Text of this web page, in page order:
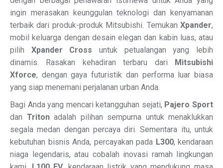
ingin merasakan keunggulan teknologi dan kenyamanan
terbaik dari produk-produk Mitsubishi. Temukan Xpander,
mobil keluarga dengan desain elegan dan kabin luas, atau
pilih Xpander Cross untuk petualangan yang lebih
dinamis. Rasakan kehadiran terbaru dari Mitsubishi
Xforce, dengan gaya futuristik dan performa luar biasa
yang siap menemani perjalanan urban Anda.
Bagi Anda yang mencari ketangguhan sejati, Pajero Sport
dan Tritonadalah pilihan sempurna untuk menaklukkan
segala medan dengan percaya diri. Sementara itu, untuk
kebutuhan bisnis Anda, percayakan pada L300, kendaraan
niaga legendaris, atau cobalah inovasi ramah lingkungan